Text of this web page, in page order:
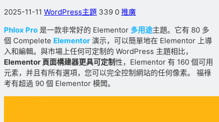
2025-11-11 WordPress主題 339 0 推廣
Phlox Pro 是一款非常好的 Elementor 多用途主題。它有 80 多
個 Compelete Elementor 演示，可以簡單地在 Elementor 上導
入和編輯。與市場上任何可定制的 WordPress 主題相比，
Elementor 頁面構建器更具可定制性，Elementor 有 160 個可用
元素，并且有所有選項，您可以完全控制網站的任何像素。 福祿
考有超過 90 個 Elementor 模闆。